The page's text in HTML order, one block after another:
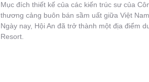
Mục đích thiết kế của các kiến trúc sư của
thương cảng buôn bán sầm uất giữa Việt
Ngày nay, Hội An đã trở thành một địa điểm
Resort.